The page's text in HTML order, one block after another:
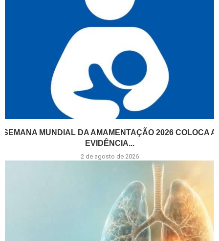
SEMANA MUNDIAL DA AMAMENTAÇÃO 2026 COLOCA A
EVIDÊNCIA...
2 de agosto de 2026